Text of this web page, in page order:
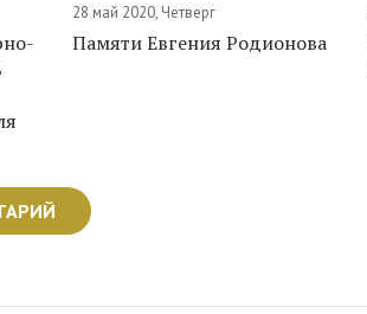
28 май 2020, Четверг
Памяти Евгения Родионова